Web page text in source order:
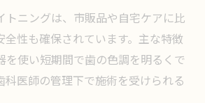
トニングは、市販品や自宅ケアに比
全性も確保されています。主な特徴
を使い短期間で歯の色調を明るくで
科医師の管理下で施術を受けられる